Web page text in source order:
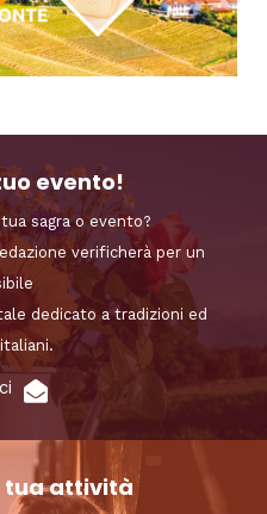
evento!
sagra o evento?
verificherà per un
dedicato a tradizioni ed
tua attività